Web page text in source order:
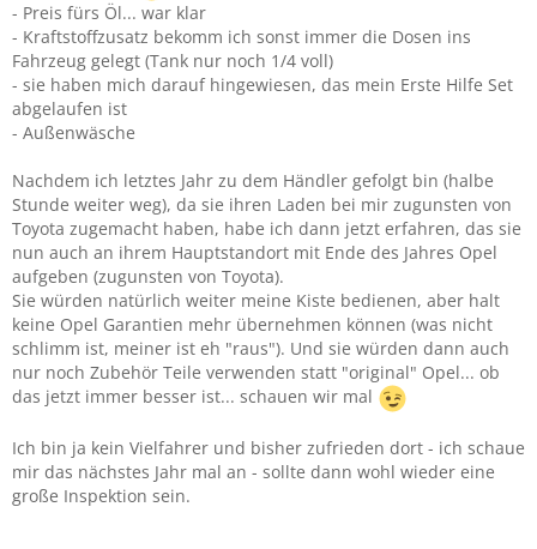
- Preis fürs Öl... war klar
- Kraftstoffzusatz bekomm ich sonst immer die Dosen ins
Fahrzeug gelegt (Tank nur noch 1/4 voll)
- sie haben mich darauf hingewiesen, das mein Erste Hilfe Set
abgelaufen ist
- Außenwäsche
Nachdem ich letztes Jahr zu dem Händler gefolgt bin (halbe
Stunde weiter weg), da sie ihren Laden bei mir zugunsten von
Toyota zugemacht haben, habe ich dann jetzt erfahren, das sie
nun auch an ihrem Hauptstandort mit Ende des Jahres Opel
aufgeben (zugunsten von Toyota).
Sie würden natürlich weiter meine Kiste bedienen, aber halt
keine Opel Garantien mehr übernehmen können (was nicht
schlimm ist, meiner ist eh "raus"). Und sie würden dann auch
nur noch Zubehör Teile verwenden statt "original" Opel... ob
das jetzt immer besser ist... schauen wir mal
Ich bin ja kein Vielfahrer und bisher zufrieden dort - ich schaue
mir das nächstes Jahr mal an - sollte dann wohl wieder eine
große Inspektion sein.